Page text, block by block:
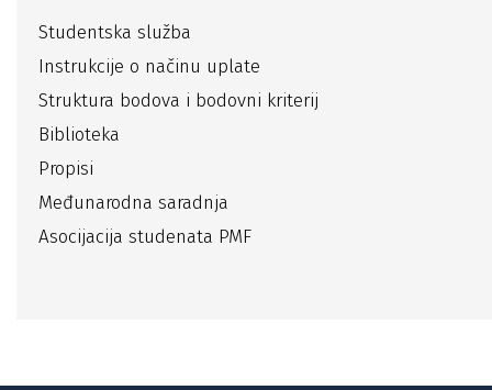
Studentska služba
Instrukcije o načinu uplate
Struktura bodova i bodovni kriterij
Biblioteka
Propisi
Međunarodna saradnja
Asocijacija studenata PMF